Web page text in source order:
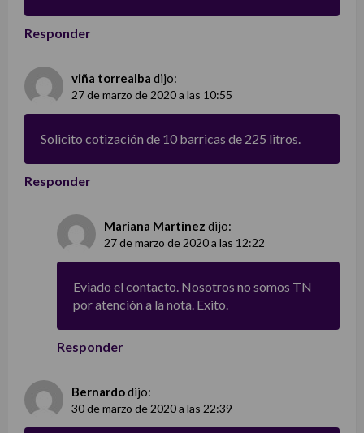
Responder
viña torrealba dijo:
27 de marzo de 2020 a las 10:55
Solicito cotización de 10 barricas de 225 litros.
Responder
Mariana Martinez dijo:
27 de marzo de 2020 a las 12:22
Eviado el contacto. Nosotros no somos TN
por atención a la nota. Exito.
Responder
Bernardodijo:
30 de marzo de 2020 a las 22:39